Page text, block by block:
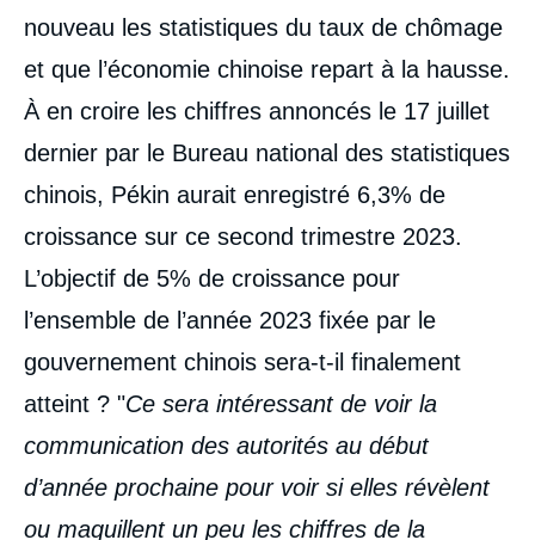
nouveau les statistiques du taux de chômage
et que l’économie chinoise repart à la hausse.
À en croire les chiffres annoncés le 17 juillet
dernier par le Bureau national des statistiques
chinois, Pékin aurait enregistré 6,3% de
croissance sur ce second trimestre 2023.
L’objectif de 5% de croissance pour
l’ensemble de l’année 2023 fixée par le
gouvernement chinois sera-t-il finalement
atteint ? "Ce sera intéressant de voir la
communication des autorités au début
d’année prochaine pour voir si elles révèlent
ou maquillent un peu les chiffres de la